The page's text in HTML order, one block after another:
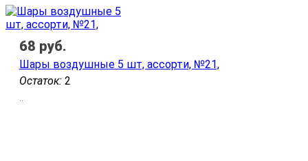
Остаток: 2
Шары воздушные 5 шт, ассорти, №21,
..
68 руб.